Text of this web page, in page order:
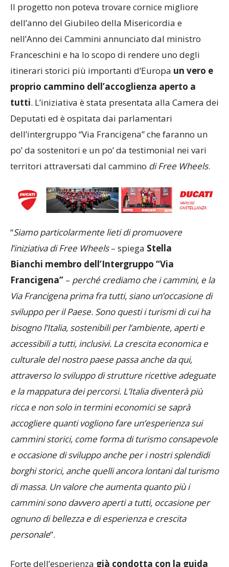
Il progetto non poteva trovare cornice migliore
dell’anno del Giubileo della Misericordia e
nell’Anno dei Cammini annunciato dal ministro
Franceschini e ha lo scopo di rendere uno degli
itinerari storici più importanti d’Europa un vero e
proprio cammino dell’accoglienza aperto a
tutti. L’iniziativa è stata presentata alla Camera dei
Deputati ed è ospitata dai parlamentari
dell’intergruppo “Via Francigena” che faranno un
po’ da sostenitori e un po’ da testimonial nei vari
territori attraversati dal cammino di Free Wheels.
“Siamo particolarmente lieti di promuovere
l’iniziativa di Free Wheels– spiega Stella
Bianchi membro dell’Intergruppo “Via
Francigena” – perché crediamo che i cammini, e la
Via Francigena prima fra tutti, siano un’occasione di
sviluppo per il Paese. Sono questi i turismi di cui ha
bisogno l’Italia, sostenibili per l’ambiente, aperti e
accessibili a tutti, inclusivi. La crescita economica e
culturale del nostro paese passa anche da qui,
attraverso lo sviluppo di strutture ricettive adeguate
e la mappatura dei percorsi. L’Italia diventerà più
ricca e non solo in termini economici se saprà
accogliere quanti vogliono fare un’esperienza sui
cammini storici, come forma di turismo consapevole
e occasione di sviluppo anche per i nostri splendidi
borghi storici, anche quelli ancora lontani dal turismo
di massa. Un valore che aumenta quanto più i
cammini sono davvero aperti a tutti, occasione per
ognuno di bellezza e di esperienza e crescita
personale”.
Forte dell’esperienza già condotta con la guida